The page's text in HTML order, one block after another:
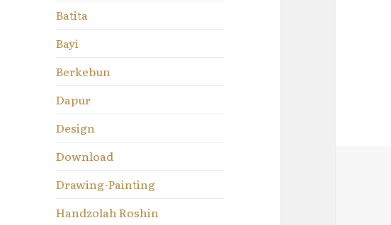
Batita
Bayi
Berkebun
Dapur
Design
Download
Drawing-Painting
Handzolah Roshin